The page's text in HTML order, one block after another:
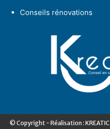
Conseils rénovations
© Copyright - Réalisation : KREATIC